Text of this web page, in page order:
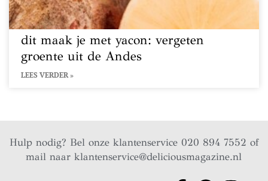
dit maak je met yacon: vergeten
groente uit de Andes
LEES VERDER »
Hulp nodig? Bel onze klantenservice 020 894 7552 of
mail naarklantenservice@deliciousmagazine.nl